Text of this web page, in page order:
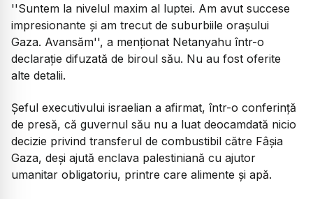
''Suntem la nivelul maxim al luptei. Am avut succese
impresionante şi am trecut de suburbiile oraşului
Gaza. Avansăm'', a menţionat Netanyahu într-o
declaraţie difuzată de biroul său. Nu au fost oferite
alte detalii.
Şeful executivului israelian a afirmat, într-o conferinţă
de presă, că guvernul său nu a luat deocamdată nicio
decizie privind transferul de combustibil către Fâşia
Gaza, deşi ajută enclava palestiniană cu ajutor
umanitar obligatoriu, printre care alimente şi apă.